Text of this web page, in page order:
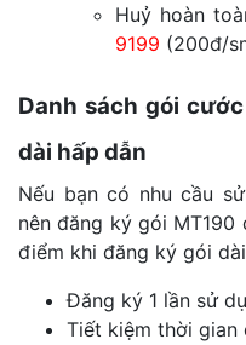
Huỷ hoàn
9199 (200đ/
Danh sách gói
dài hấp dẫn
Nếu bạn có nhu cầu
nên đăng ký gói
điểm khi đăng ký gói
Đăng ký 1 lần sử
Tiết kiệm thời gian